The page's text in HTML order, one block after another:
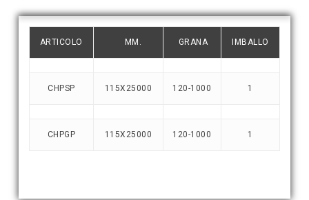
ARTICOLO MM. GRANA IMBALLO
CHPSP 115X25000 120-1000 1
CHPGP 115X25000 120-1000 1